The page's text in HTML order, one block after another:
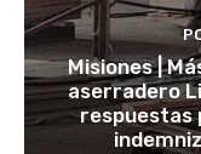
Misiones |
aserradero
respuestas